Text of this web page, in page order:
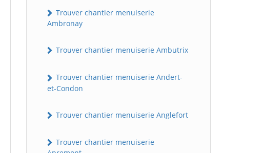
Trouver chantier menuiserie
Ambronay
Trouver chantier menuiserie Ambutrix
Trouver chantier menuiserie Andert-
et-Condon
Trouver chantier menuiserie Anglefort
Trouver chantier menuiserie